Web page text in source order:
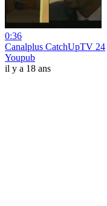
0:36
Canalplus CatchUpTV 24
Youpub
il y a 18 ans